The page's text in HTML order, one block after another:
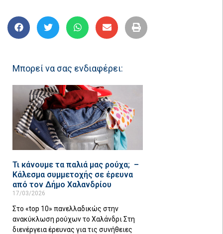
Μπορεί να σας ενδιαφέρει:
Τι κάνουμε τα παλιά μας ρούχα; –
Κάλεσμα συμμετοχής σε έρευνα
από τον Δήμο Χαλανδρίου
17/03/2026
Στο «top 10» πανελλαδικώς στην
ανακύκλωση ρούχων το Χαλάνδρι Στη
διενέργεια έρευνας για τις συνήθειες